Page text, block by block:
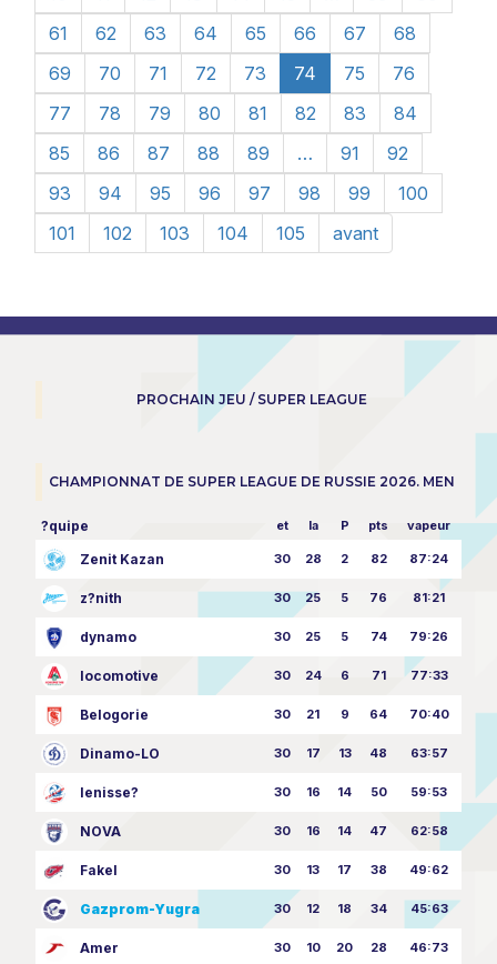
61
62 63 64 65 66 67
68
69
70 71 72 73 74 75
76
77
78 79 80 81 82 83
84
85
86 87 88 89 … 91
92
93
94 95 96 97 98 99
100
101
102 103 104 105 avant
PROCHAIN JEU / SUPER LEAGUE
CHAMPIONNAT DE SUPER LEAGUE DE RUSSIE 2026. MEN
?quipe et la P pts vapeur
Zenit Kazan 30 28 2 82 87:24
z?nith 30 25 5 76 81:21
dynamo 30 25 5 74 79:26
locomotive 30 24 6 71 77:33
Belogorie 30 21 9 64 70:40
Dinamo-LO 30 17 13 48 63:57
Ienisse? 30 16 14 50 59:53
NOVA 30 16 14 47 62:58
Fakel 30 13 17 38 49:62
Gazprom-Yugra 30 12 18 34 45:63
Amer 30 10 20 28 46:73